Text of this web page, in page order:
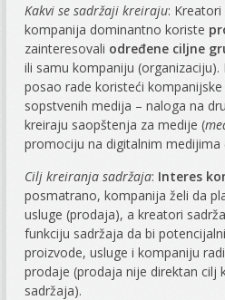
Kakvi se sadržaji kreiraju:
kompanija dominantno koriste
zainteresovali određene ciljne
ili samu kompaniju
posao rade koristeći
sopstvenih medija – naloga na
kreiraju saopštenja za medije (
promociju na digitalnim medijima
Cilj kreiranja sadržaja: Interes
posmatrano, kompanija želi da
usluge (prodaja), a kreatori
funkciju sadržaja da bi
proizvode, usluge i kompaniju
prodaje (prodaja nije direktan cilj
sadržaja).